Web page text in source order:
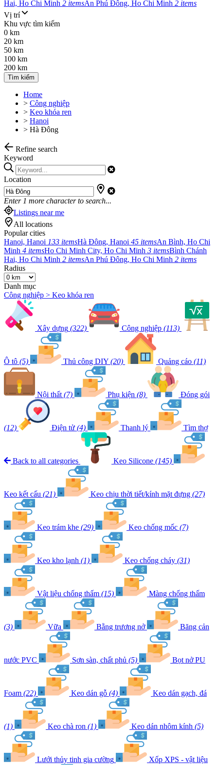
Hai, Ho Chi Minh 2 itemsAn Phú Đông, Ho Chi Minh 2 items
Vị trí
Khu vực tìm kiếm
0 km
20 km
50 km
100 km
200 km
Tìm kiếm
Home
> Công nghiệp
> Keo khóa ren
> Hanoi
> Hà Đông
Refine search
Keyword
Location
Enter 1 more character to search...
Listings near me
All locations
Popular cities
Hanoi, Hanoi 133 itemsHà Đông, Hanoi 45 itemsAn Bình, Ho Chi
Minh 4 itemsHo Chi Minh City, Ho Chi Minh 3 itemsBình Chánh
Hai, Ho Chi Minh 2 itemsAn Phú Đông, Ho Chi Minh 2 items
Radius
Danh mục
Công nghiệp > Keo khóa ren
Xây dựng (322) Công nghiệp (113)
Ô tô (5) Thủ công DIY (20) Quảng cáo (11)
Nội thất (7) Phụ kiện (8) Đóng gói
(12) Điện tử (4) Thanh lý Tìm thợ
Back to all categories Keo Silicone (145)
Keo kết cấu (21) Keo chịu thời tiết/kính mặt đựng (27)
Keo trám khe (29) Keo chống mốc (7)
Keo kho lạnh (1) Keo chống cháy (31)
Vật liệu chống thấm (15) Màng chống thấm
(3) Vữa Bằng trương nở Băng cản
nước PVC Sơn sàn, chất phủ (5) Bọt nở PU
Foam (22) Keo dán gỗ (4) Keo dán gạch, đá
(1) Keo chà ron (1) Keo dán nhôm kính (5)
Lưới thủy tinh gia cường Xốp XPS - vật liệu